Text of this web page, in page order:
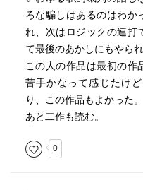
ろな騙しはあるのはわか
れ、次はロジックの連打
て最後のあかしにもやられ
この人の作品は最初の作
苦手かなって感じたけ
り、この作品もよかった。
あと二作も読む。
0